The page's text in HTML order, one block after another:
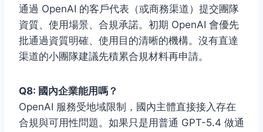
通過 OpenAI 的客戶代表（或商務渠道）提交團隊
資質、使用場景、合規承諾。初期 OpenAI 會優先
批通過資質明確、使用目的清晰的機構。沒有直達
渠道的小團隊建議先積累合規材料再申請。
Q8: 國內企業能用嗎？
OpenAI 服務受地域限制，國內主體直接接入存在
合規與可用性問題。如果只是用普通 GPT-5.4 做通